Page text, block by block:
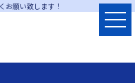
お願い致します！